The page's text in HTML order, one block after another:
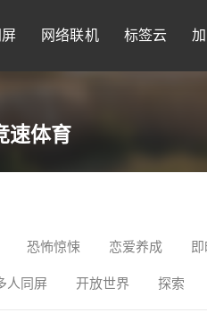
网络联机 标签云
速体育
恐怖惊悚 恋爱养成
人同屏 开放世界 探索